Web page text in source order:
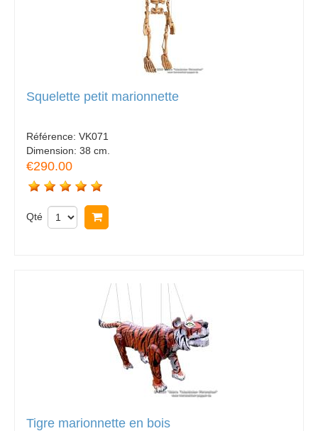
Squelette petit marionnette
Référence: VK071
Dimension: 38 cm.
€290.00
Qté
Tigre marionnette en bois